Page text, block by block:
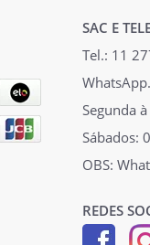
SAC E
Tel.: 11
Segunda
Sábados:
OBS:
REDES